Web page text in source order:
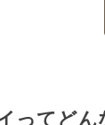
ってどん